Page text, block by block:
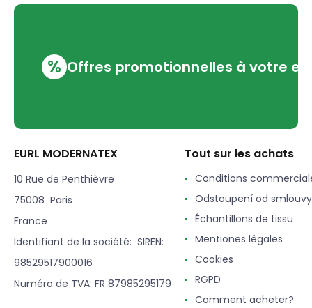
% Offres promotionnelles à votre
EURL MODERNATEX
10 Rue de Penthièvre
75008 Paris
France
Identifiant de la société: SIREN:
98529517900016
Numéro de TVA: FR 87985295179
Tout sur les achats
Conditions
Odstoupení od smlouvy
Échantillons de tissu
Mentiones légales
Cookies
RGPD
Comment acheter?